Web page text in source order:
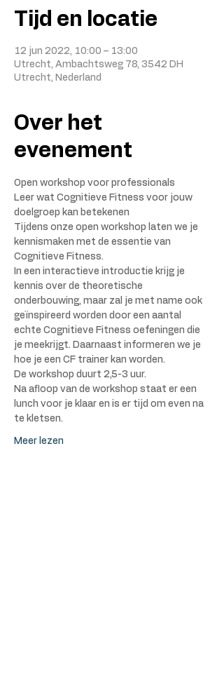
Tijd en locatie
12 jun 2022, 10:00 – 13:00
Utrecht, Ambachtsweg 78, 3542 DH
Utrecht, Nederland
Over het
evenement
Open workshop voor professionals
Leer wat Cognitieve Fitness voor jouw
doelgroep kan betekenen
Tijdens onze open workshop laten we je
kennismaken met de essentie van
Cognitieve Fitness.
In een interactieve introductie krijg je
kennis over de theoretische
onderbouwing, maar zal je met name ook
geïnspireerd worden door een aantal
echte Cognitieve Fitness oefeningen die
je meekrijgt. Daarnaast informeren we je
hoe je een CF trainer kan worden.
De workshop duurt 2,5-3 uur.
Na afloop van de workshop staat er een
lunch voor je klaar en is er tijd om even na
te kletsen.
Meer lezen